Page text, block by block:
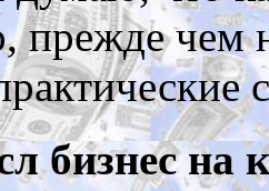
прежде чем
бизнес на